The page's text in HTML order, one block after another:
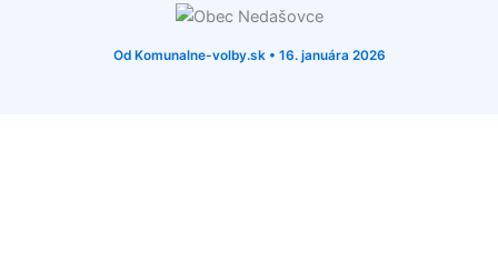
Od Komunalne-volby.sk • 16. januára 2026